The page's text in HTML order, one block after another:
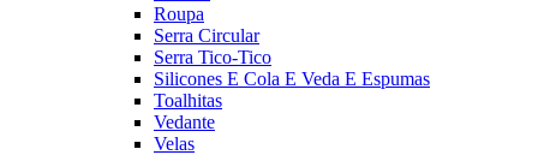
Roupa
Serra Circular
Serra Tico-Tico
Silicones E Cola E Veda E Espumas
Toalhitas
Vedante
Velas